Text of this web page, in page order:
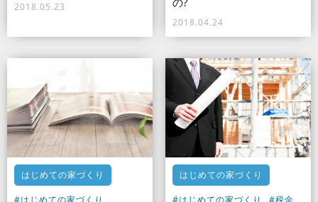
2018.05.23
2018.04.24
はじめての家づくり
#はじめての家づくり
はじめての家づくり
#はじめての家づくり
#税金